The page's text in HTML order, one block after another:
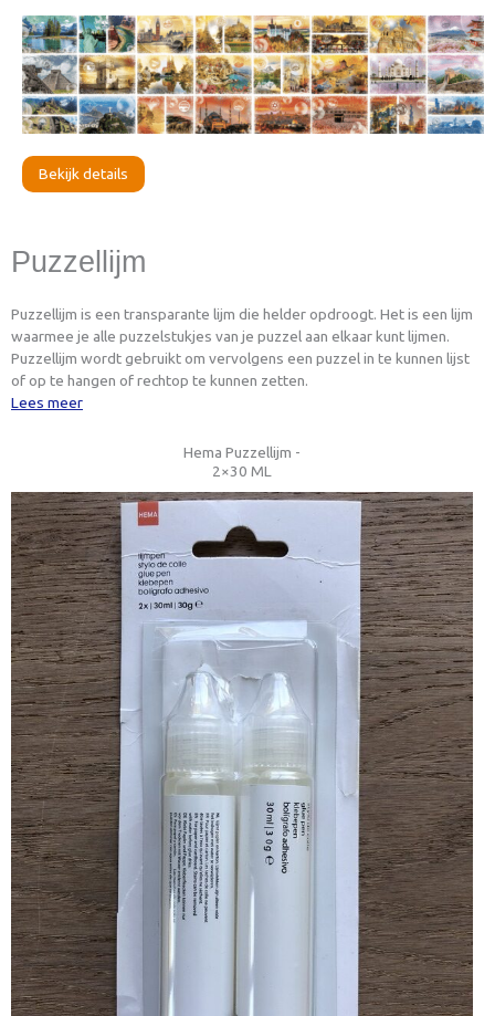
Bekijk details
Puzzellijm
Puzzellijm is een transparante lijm die helder opdroogt. Het is een lijm
waarmee je alle puzzelstukjes van je puzzel aan elkaar kunt lijmen.
Puzzellijm wordt gebruikt om vervolgens een puzzel in te kunnen lijst
of op te hangen of rechtop te kunnen zetten.
Lees meer
Hema Puzzellijm -
2×30 ML